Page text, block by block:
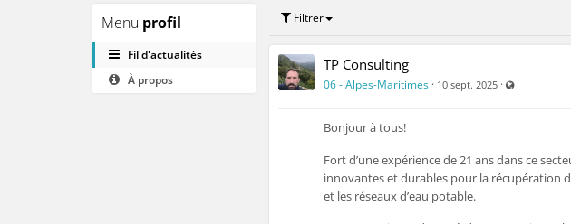
Menu profil
Fil d'actualités
À propos
Filtrer
TP Consulting
06 - Alpes-Maritimes · 10 sept. 2025 ·
Bonjour à tous!
Fort d’une expérience de 21 ans dans ce
innovantes et durables pour la récupération
et les réseaux d’eau potable.